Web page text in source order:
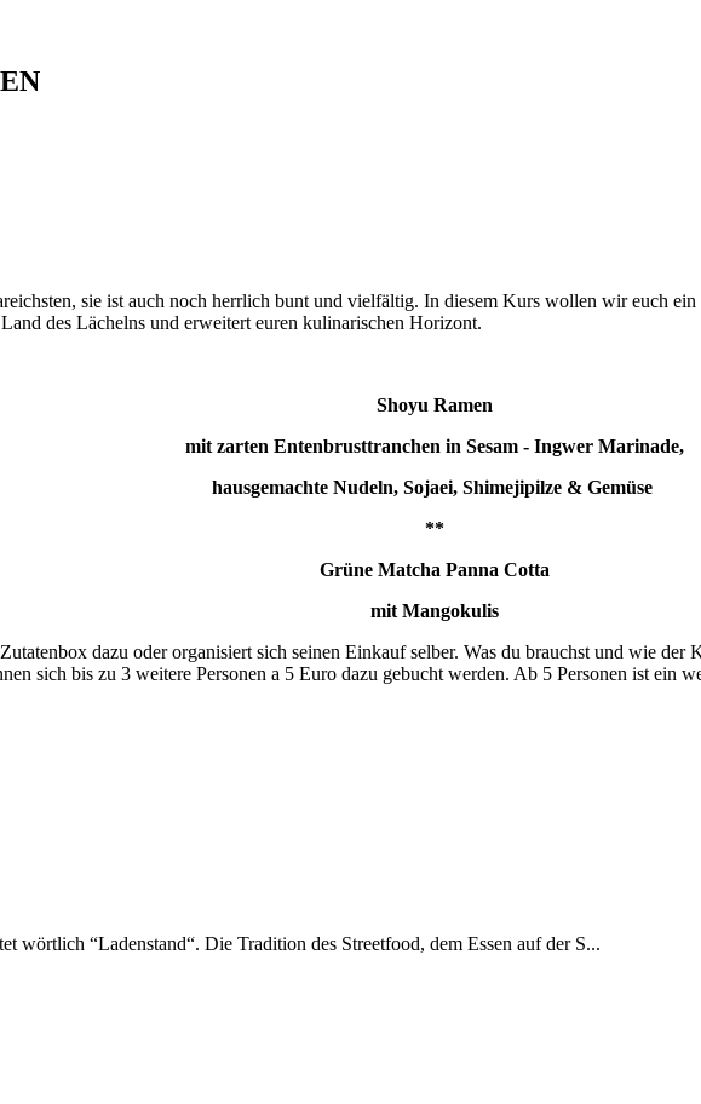
sie ist auch noch herrlich bunt und vielfältig. In diesem Kurs wollen wir euch
des Lächelns und erweitert euren kulinarischen Horizont.
Shoyu Ramen
mit zarten Entenbrusttranchen in Sesam - Ingwer Marinade,
hausgemachte Nudeln, Sojaei, Shimejipilze & Gemüse
**
Grüne Matcha Panna Cotta
mit Mangokulis
dazu oder organisiert sich seinen Einkauf selber. Was du brauchst und wie
sich bis zu 3 weitere Personen a 5 Euro dazu gebucht werden. Ab 5 Personen ist ein
wörtlich “Ladenstand“. Die Tradition des Streetfood, dem Essen auf der S...